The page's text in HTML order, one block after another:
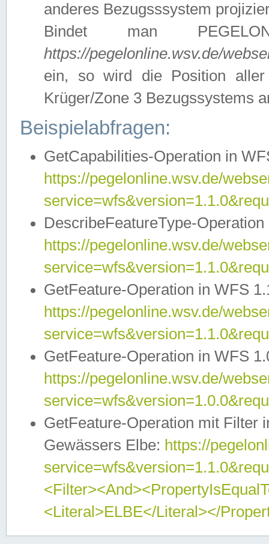
anderes Bezugsssystem
Bindet man
https://pegelonline.wsv.de/
ein, so wird die Position
Krüger/Zone 3 Bezugssystems
Beispielabfragen:
GetCapabilities-Operation in
https://pegelonline.wsv.de/
DescribeFeatureType-
https://pegelonline.wsv.de/
GetFeature-Operation in WFS
https://pegelonline.wsv.de/
GetFeature-Operation in WFS
https://pegelonline.wsv.de/
GetFeature-Operation mit Filter
Gewässers Elbe: https://
<Literal>ELBE</Literal></